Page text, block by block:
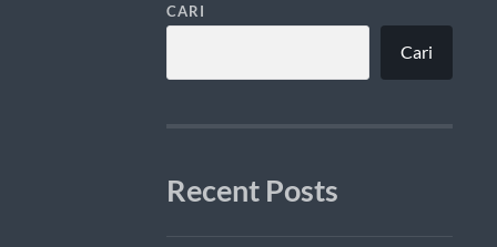
CARI
Cari
Recent Posts